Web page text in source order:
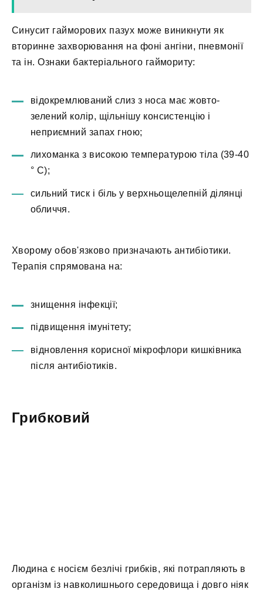
Синусит гайморових пазух може виникнути як
вторинне захворювання на фоні ангіни, пневмонії
та ін. Ознаки бактеріального гаймориту:
відокремлюваний слиз з носа має жовто-
зелений колір, щільнішу консистенцію і
неприємний запах гною;
лихоманка з високою температурою тіла (39-40
° С);
сильний тиск і біль у верхньощелепній ділянці
обличчя.
Хворому обов'язково призначають антибіотики.
Терапія спрямована на:
знищення інфекції;
підвищення імунітету;
відновлення корисної мікрофлори кишківника
після антибіотиків.
Грибковий
Людина є носієм безлічі грибків, які потрапляють в
організм із навколишнього середовища і довго ніяк